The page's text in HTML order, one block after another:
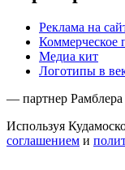
Реклама на
Коммерческое
Медиа кит
Логотипы в
— партнер Рамблера
Используя
соглашением и